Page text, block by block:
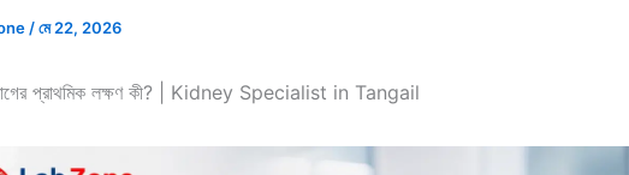
/মে 22, 2026
প্রাথমিক লক্ষণ কী? | Kidney Specialist in Tangail